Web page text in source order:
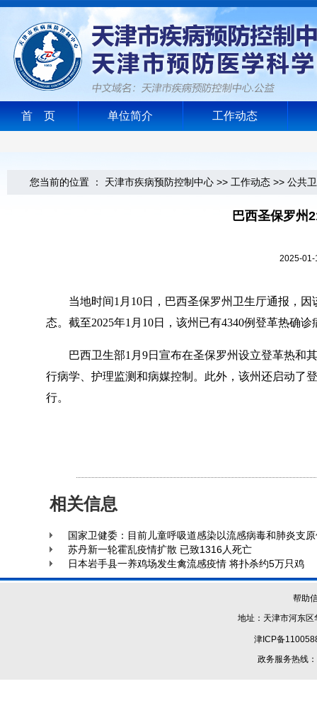
首 页 单位简介 工作动态
您当前的位置 ： 天津市疾病预防控制中心 >> 工作动态 >> 公共
巴西圣保罗州
2025-
当地时间1月10日，巴西圣保罗州卫生厅通报，因
态。截至2025年1月10日，该州已有4340例登革热确
巴西卫生部1月9日宣布在圣保罗州设立登革热和其
行病学、护理监测和病媒控制。此外，该州还启动了
行。
相关信息
国家卫健委：目前儿童呼吸道感染以流感病毒和肺炎支
苏丹新一轮霍乱疫情扩散 已致1316人死亡
日本岩手县一养鸡场发生禽流感疫情 将扑杀约5万只鸡
帮助
地址：天津市河
津ICP备
政务服务热线